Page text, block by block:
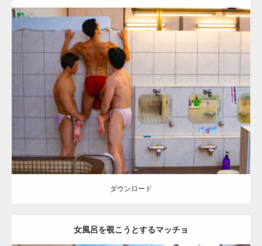
Update:2023.02.11
Category:筋肉銭湯2 その他 SOSUKE YOSHIAKIHITO(細マッチョ)
背中 川口 (埼玉)
ダウンロード
ダウンロード
女風呂を覗こうとするマッチョ